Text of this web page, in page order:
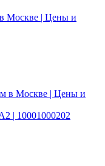
| 10001000202